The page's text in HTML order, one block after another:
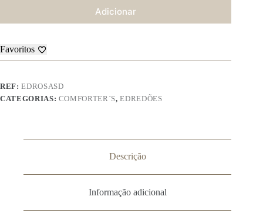
Adicionar
Favoritos
REF:EDROSASD
CATEGORIAS: COMFORTER´S,EDREDÕES
Descrição
Informação adicional